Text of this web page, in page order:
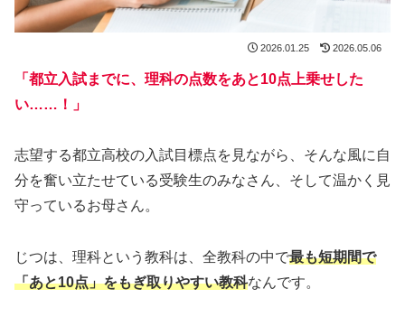
2026.01.25 2026.05.06
「都立入試までに、理科の点数をあと10点上乗せした
い……！」
志望する都立高校の入試目標点を見ながら、そんな風に自
分を奮い立たせている受験生のみなさん、そして温かく見
守っているお母さん。
じつは、理科という教科は、全教科の中で最も短期間で
「あと10点」をもぎ取りやすい教科なんです。